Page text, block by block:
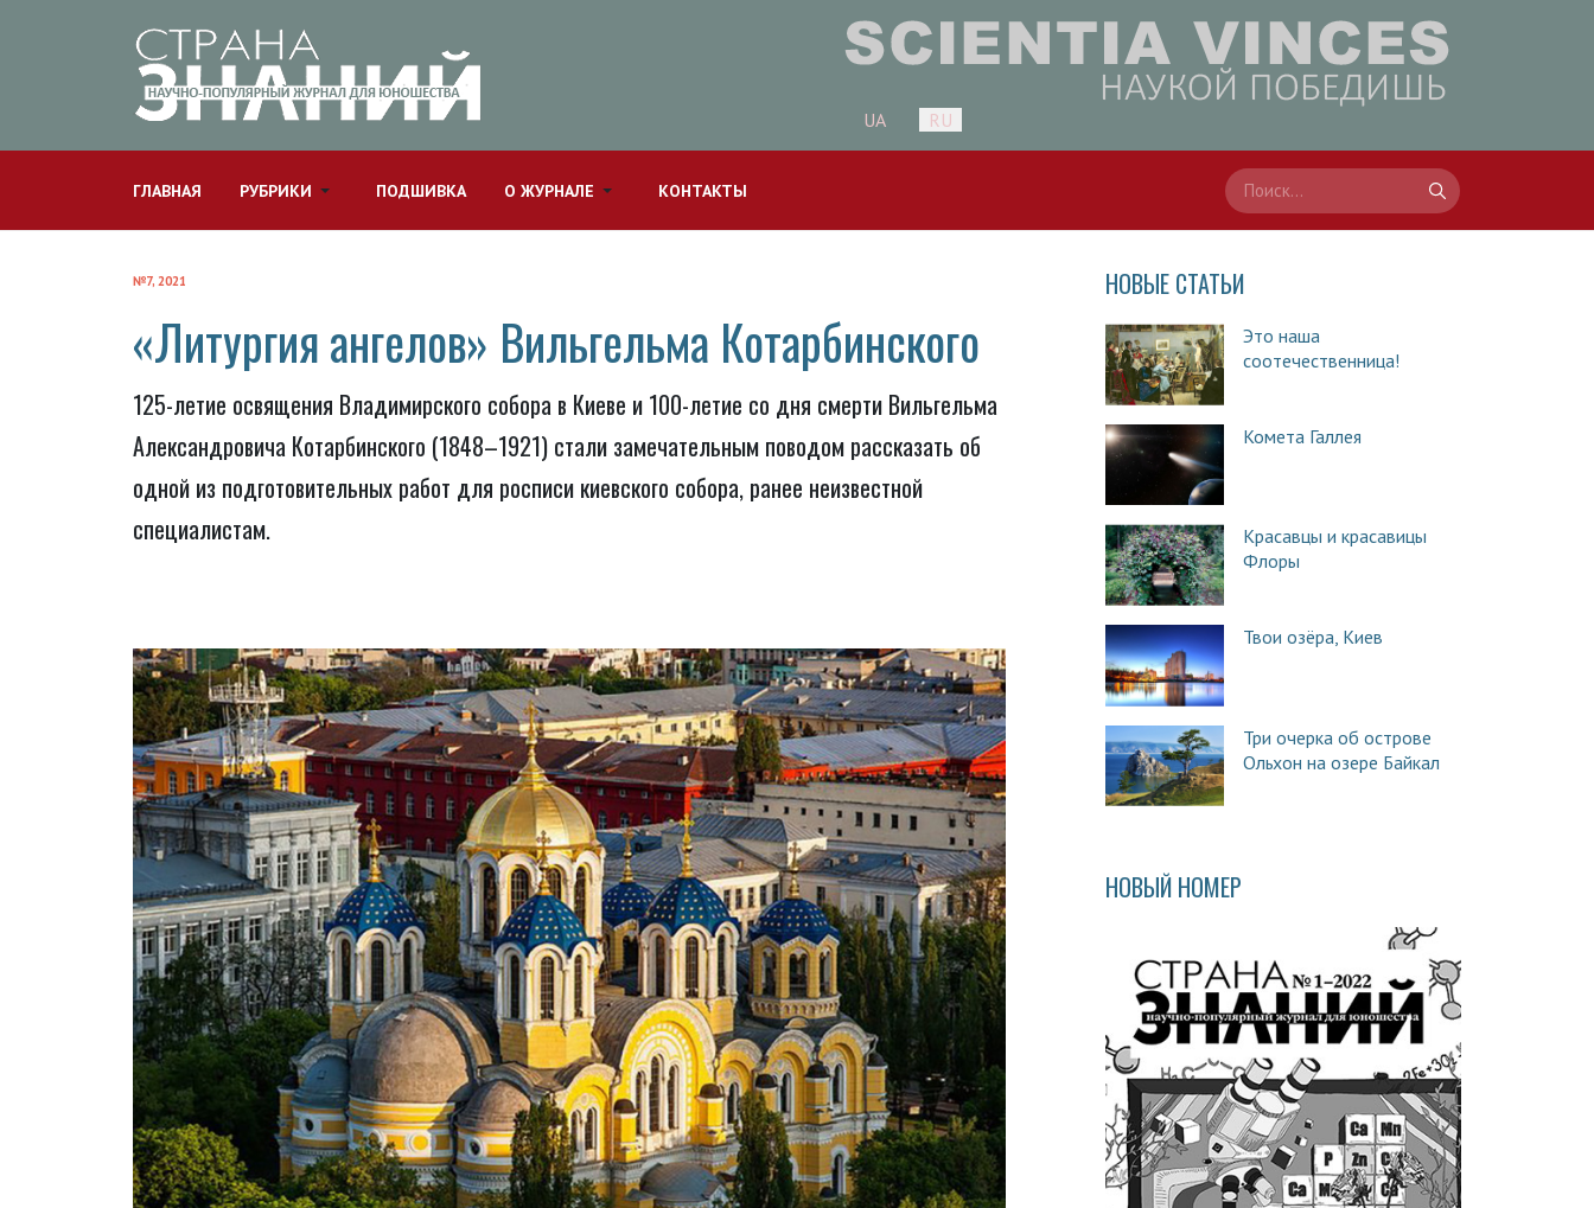
Выберите язык
UA RU
ГЛАВНАЯ РУБРИКИ ПОДШИВКА О ЖУРНАЛЕ КОНТАКТЫ
№7, 2021
«Литургия ангелов» Вильгельма Котарбинского
125-летие освящения Владимирского собора в Киеве и 100-летие со дня смерти Вильгельма
Александровича Котарбинского (1848–1921) стали замечательным поводом рассказать об
одной из подготовительных работ для росписи киевского собора, ранее неизвестной
специалистам.
НОВЫЕ СТАТЬИ
Это наша
соотечественница!
Комета Галлея
Красавцы и красавицы
Флоры
Твои озёра, Киев
Три очерка об острове
Ольхон на озере Байкал
НОВЫЙ НОМЕР